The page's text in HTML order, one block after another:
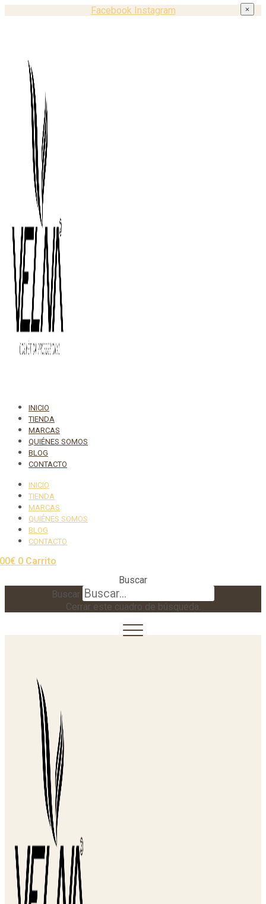
Facebook Instagram
INICIO
TIENDA
MARCAS
QUIÉNES SOMOS
BLOG
CONTACTO
INICIO
TIENDA
MARCAS
QUIÉNES SOMOS
BLOG
CONTACTO
€ 0 Carrito
Buscar
Buscar
Cerrar este cuadro de búsqueda.
×